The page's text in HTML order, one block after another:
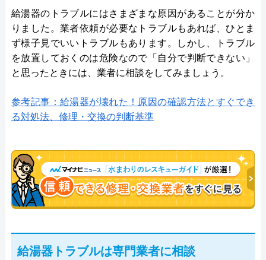
給湯器のトラブルにはさまざまな原因があることが分か
りました。業者依頼が必要なトラブルもあれば、ひとま
ず様子見でいいトラブルもあります。しかし、トラブル
を放置しておくのは危険なので「自分で判断できない」
と思ったときには、業者に相談をしてみましょう。
参考記事：給湯器が壊れた！原因の確認方法とすぐでき
る対処法、修理・交換の判断基準
給湯器トラブルは専門業者に相談